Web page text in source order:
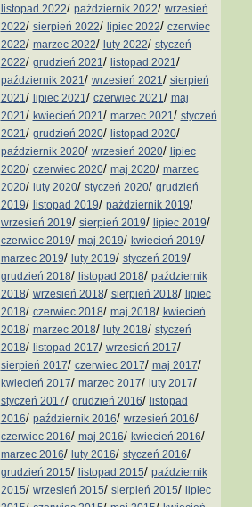
listopad 2022/ październik 2022/ wrzesień
2022/ sierpień 2022/ lipiec 2022/ czerwiec
2022/ marzec 2022/ luty 2022/ styczeń
2022/ grudzień 2021 / listopad 2021 /
październik 2021 / wrzesień 2021 / sierpień
2021 / lipiec 2021 / czerwiec 2021 / maj
2021 / kwiecień 2021 / marzec 2021 / styczeń
2021 / grudzień 2020/ listopad 2020/
październik 2020/ wrzesień 2020/ lipiec
2020/ czerwiec 2020/ maj 2020/ marzec
2020/ luty 2020/ styczeń 2020/ grudzień
2019/ listopad 2019/ październik 2019/
wrzesień 2019/ sierpień 2019/ lipiec 2019/
czerwiec 2019/ maj 2019/ kwiecień 2019/
marzec 2019/ luty 2019/ styczeń 2019/
grudzień 2018/ listopad 2018/ październik
2018/ wrzesień 2018/ sierpień 2018/ lipiec
2018/ czerwiec 2018/ maj 2018/ kwiecień
2018/ marzec 2018/ luty 2018/ styczeń
2018/ listopad 2017/ wrzesień 2017/
sierpień 2017/ czerwiec 2017/ maj 2017/
kwiecień 2017/ marzec 2017/ luty 2017/
styczeń 2017/ grudzień 2016/ listopad
2016/ październik 2016/ wrzesień 2016/
czerwiec 2016/ maj 2016/ kwiecień 2016/
marzec 2016/ luty 2016/ styczeń 2016/
grudzień 2015/ listopad 2015/ październik
2015/ wrzesień 2015/ sierpień 2015/ lipiec